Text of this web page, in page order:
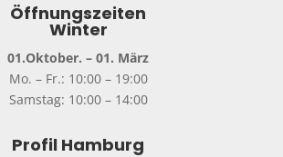
Öffnungszeiten
Winter
01.Oktober. – 01. März
Mo. – Fr.: 10:00 – 19:00
Samstag: 10:00 – 14:00
Profil Hamburg